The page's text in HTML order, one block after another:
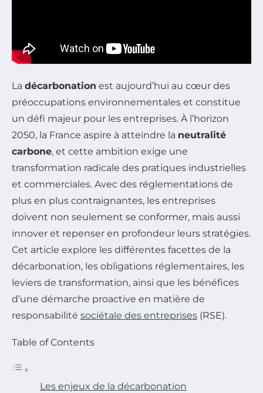
La décarbonation est aujourd’hui au cœur des
préoccupations environnementales et constitue
un défi majeur pour les entreprises. À l’horizon
2050, la France aspire à atteindre la neutralité
carbone, et cette ambition exige une
transformation radicale des pratiques industrielles
et commerciales. Avec des réglementations de
plus en plus contraignantes, les entreprises
doivent non seulement se conformer, mais aussi
innover et repenser en profondeur leurs stratégies.
Cet article explore les différentes facettes de la
décarbonation, les obligations réglementaires, les
leviers de transformation, ainsi que les bénéfices
d’une démarche proactive en matière de
responsabilité sociétale des entreprises (RSE).
Table of Contents
Les enjeux de la décarbonation